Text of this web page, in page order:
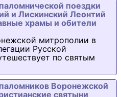
поездки
и Лискинский Леонтий
храмы и обители
митрополии в
Русской
по святым
Воронежской
святыни